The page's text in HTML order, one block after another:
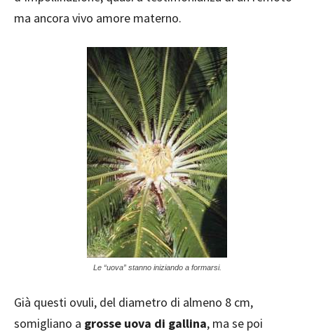
ma ancora vivo amore materno.
Le “uova” stanno iniziando a formarsi.
Già questi ovuli, del diametro di almeno 8 cm,
somigliano a grosse uova di gallina, ma se poi